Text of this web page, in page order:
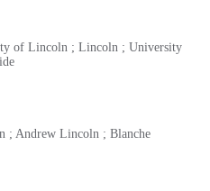
of Lincoln ; Lincoln ; University
; Andrew Lincoln ; Blanche